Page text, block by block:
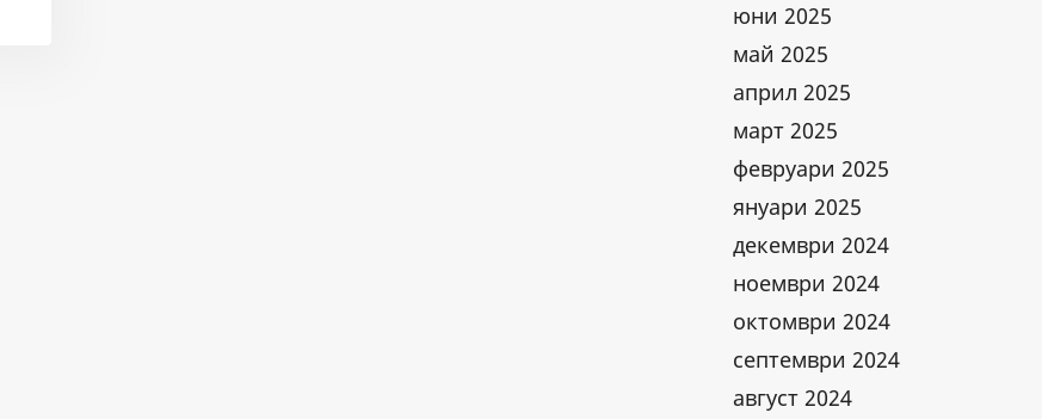
юни 2025
май 2025
април 2025
март 2025
февруари 2025
януари 2025
декември 2024
ноември 2024
октомври 2024
септември 2024
август 2024